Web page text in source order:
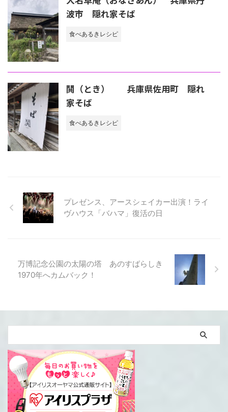
波市 隠れ家そば
食べあるきレシピ
鬨（とき） 兵庫県佐用町 隠れ
家そば
食べあるきレシピ
プレゼンス、アースシェイカー出演！ライ
ヴハウス「バハマ」復活の日
万博記念公園の太陽の塔 あのすばらしき
1970年へカムバック！